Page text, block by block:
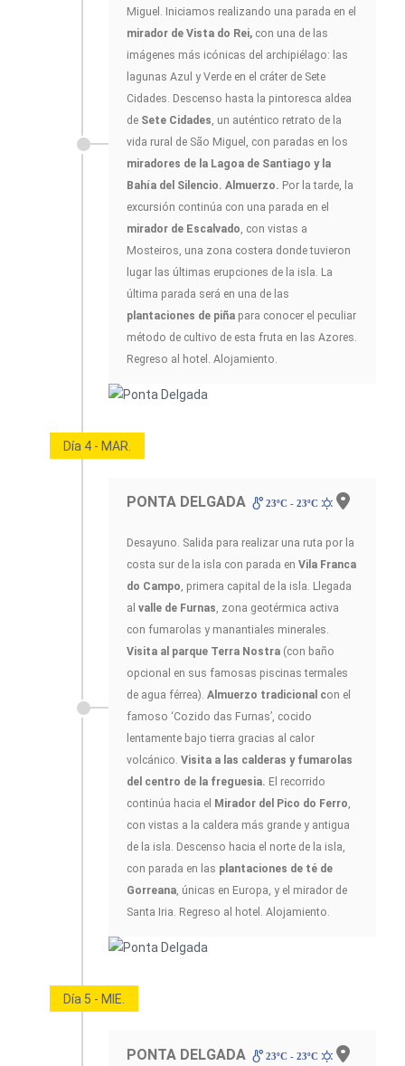
Miguel. Iniciamos realizando una parada en el
mirador de Vista do Rei, con una de las
imágenes más icónicas del archipiélago: las
lagunas Azul y Verde en el cráter de Sete
Cidades. Descenso hasta la pintoresca aldea
de Sete Cidades, un auténtico retrato de la
vida rural de São Miguel, con paradas en los
miradores de la Lagoa de Santiago y la
Bahía del Silencio. Almuerzo. Por la tarde, la
excursión continúa con una parada en el
mirador de Escalvado, con vistas a
Mosteiros, una zona costera donde tuvieron
lugar las últimas erupciones de la isla. La
última parada será en una de las
plantaciones de piña para conocer el peculiar
método de cultivo de esta fruta en las Azores.
Regreso al hotel. Alojamiento.
Día 4 - MAR.
PONTA DELGADA 23ºC - 23ºC
Desayuno. Salida para realizar una ruta por la
costa sur de la isla con parada en Vila Franca
do Campo, primera capital de la isla. Llegada
al valle de Furnas, zona geotérmica activa
con fumarolas y manantiales minerales.
Visita al parque Terra Nostra (con baño
opcional en sus famosas piscinas termales
de agua férrea). Almuerzo tradicional con el
famoso ‘Cozido das Furnas’, cocido
lentamente bajo tierra gracias al calor
volcánico. Visita a las calderas y fumarolas
del centro de la freguesia. El recorrido
continúa hacia el Mirador del Pico do Ferro,
con vistas a la caldera más grande y antigua
de la isla. Descenso hacia el norte de la isla,
con parada en las plantaciones de té de
Gorreana, únicas en Europa, y el mirador de
Santa Iria. Regreso al hotel. Alojamiento.
Día 5 - MIE.
PONTA DELGADA 23ºC - 23ºC